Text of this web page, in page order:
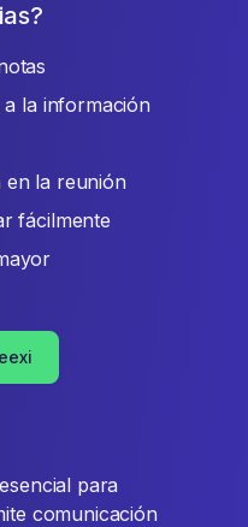
la información
la reunión
fácilmente
para
comunicación